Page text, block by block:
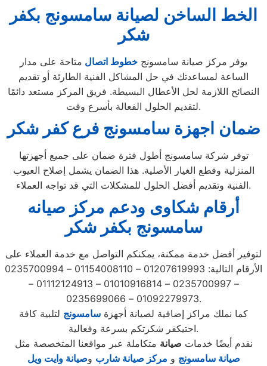
الخط الساخن لصيانة سامسونج بكفر
شكر
يوفر مركز صيانة سامسونج خطوط اتصال متاحة على مدار
الساعة لمساعدتك في حل المشاكل الفنية الطارئة أو تقديم
النصائح اللازمة لحل الأعطال البسيطة. فريق المركز مستعد دائمًا
لتقديم الحلول الفعالة بأسرع وقت.
ضمان اجهزة سامسونج فرع كفر شكر
توفر شركة سامسونج أطول فترة ضمان على جميع أجهزتها
المنزلية وقطع الغيار الأصلية. هذا الضمان يشمل إصلاح العيوب
الفنية وتقديم أفضل الحلول للمشكلات التي قد تواجه العملاء.
أرقام شكاوى ودعم مركز صيانه
سامسونج بكفر شكر
لتوفير أفضل خدمة ممكنة، يمكنكم التواصل مع خدمة العملاء على
الأرقام التالية: 01207619993 – 01154008110 – 0235700994
– 0235700997 – 01010916814 – 01112124913 –
01092279973 – 0235699066.
كما نملك مراكز إضافية لصيانة أجهزة سامسونج لتلبية كافة
احتيكفر شكرتكم بسرعة وفعالية.
نقدم أيضًا خدمات صيانة متكاملة عبر مواقعنا المتخصصة مثل
صيانة سامسونج و مركز صيانة شارب وصيانة وايت ويل